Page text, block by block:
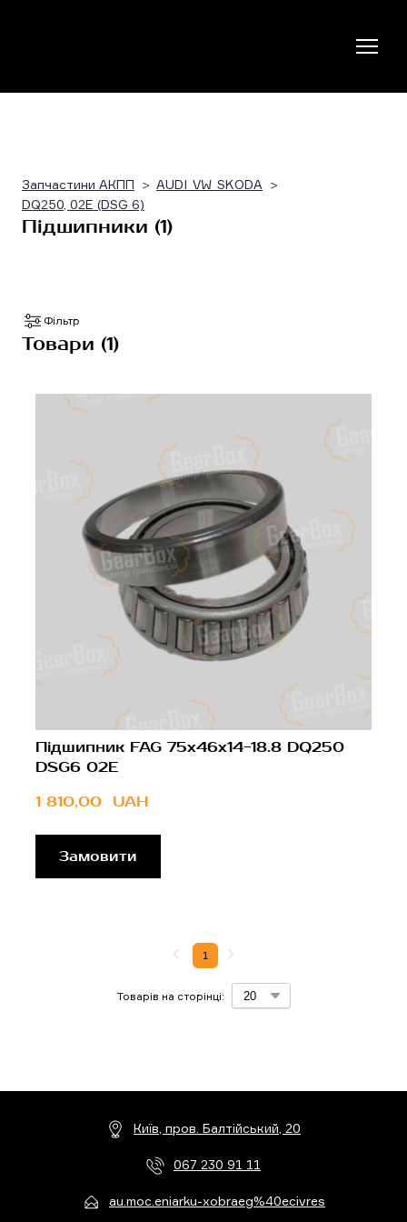
Запчастини АКПП
AUDI_VW_SKODA
DQ250, 02E (DSG 6)
Підшипники (1)
Фільтр
Товари (1)
Підшипник FAG 75x46x14-18.8 DQ250
DSG6 02E
1 810,00  UAH
Замовити
Товарів на сторінці:
1
Київ, пров. Балтійський, 20
067 230 91 11
au.moc.eniarku-xobraeg%40ecivres